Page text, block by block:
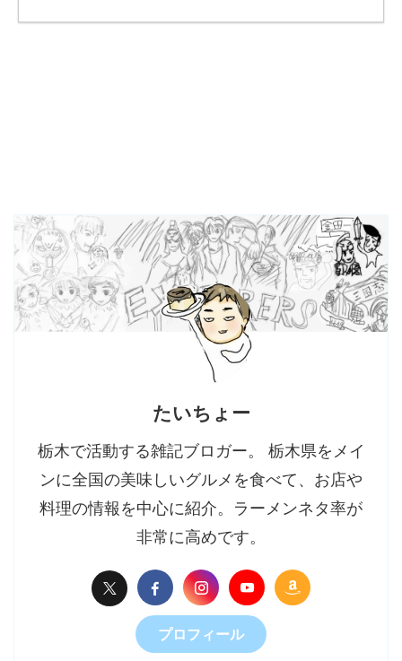
たいちょー
栃木で活動する雑記ブロガー。 栃木県をメイ
ンに全国の美味しいグルメを食べて、お店や
料理の情報を中心に紹介。ラーメンネタ率が
非常に高めです。
プロフィール